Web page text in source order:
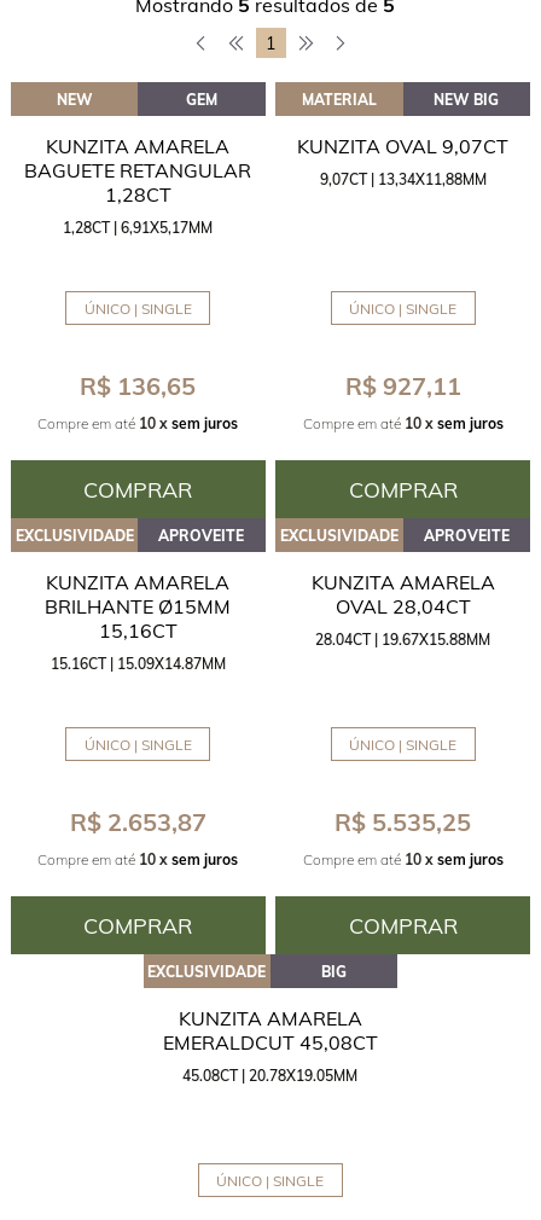
1
Mostrando 5 resultados de 5
NEW GEM
KUNZITA AMARELA
BAGUETE RETANGULAR
1,28CT
1,28CT | 6,91X5,17MM
ÚNICO | SINGLE
R$ 136,65
Compre em até 10 x sem juros
COMPRAR
MATERIAL NEW BIG
KUNZITA OVAL 9,07CT
9,07CT | 13,34X11,88MM
ÚNICO | SINGLE
R$ 927,11
Compre em até 10 x sem juros
COMPRAR
EXCLUSIVIDADE APROVEITE
KUNZITA AMARELA
BRILHANTE Ø15MM
15,16CT
15.16CT | 15.09X14.87MM
ÚNICO | SINGLE
R$ 2.653,87
Compre em até 10 x sem juros
COMPRAR
EXCLUSIVIDADE APROVEITE
KUNZITA AMARELA
OVAL 28,04CT
28.04CT | 19.67X15.88MM
ÚNICO | SINGLE
R$ 5.535,25
Compre em até 10 x sem juros
COMPRAR
EXCLUSIVIDADE BIG
KUNZITA AMARELA
EMERALDCUT 45,08CT
45.08CT | 20.78X19.05MM
ÚNICO | SINGLE